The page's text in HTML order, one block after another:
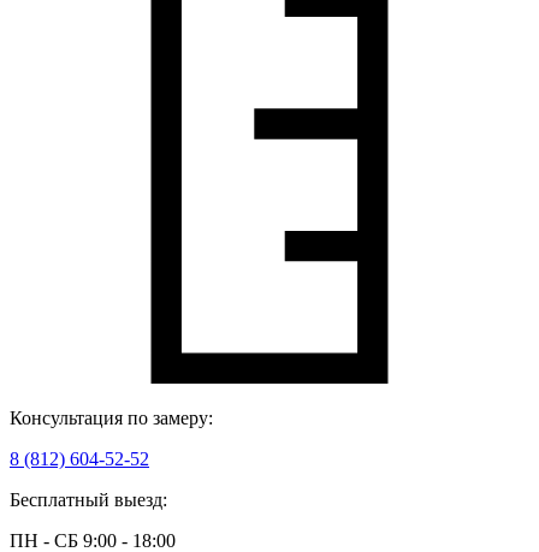
Консультация по замеру:
8 (812) 604-52-52
Бесплатный выезд:
ПН - СБ 9:00 - 18:00